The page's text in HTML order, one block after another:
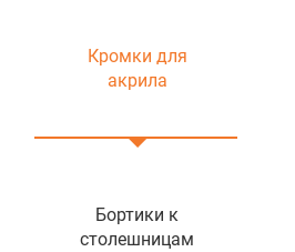
Кромки для
акрила
Бортики к
столешницам